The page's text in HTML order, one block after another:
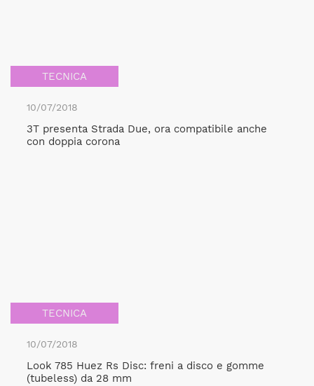
TECNICA
10/07/2018
3T presenta Strada Due, ora compatibile anche
con doppia corona
TECNICA
10/07/2018
Look 785 Huez Rs Disc: freni a disco e gomme
(tubeless) da 28 mm